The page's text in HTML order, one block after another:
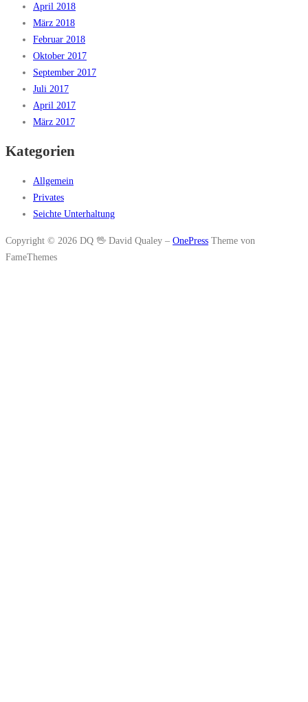
April 2018
März 2018
Februar 2018
Oktober 2017
September 2017
Juli 2017
April 2017
März 2017
Kategorien
Allgemein
Privates
Seichte Unterhaltung
Copyright © 2026 DQ 🖖 David Qualey – OnePress Theme von
FameThemes